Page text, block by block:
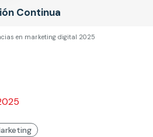
Continua
en marketing digital 2025